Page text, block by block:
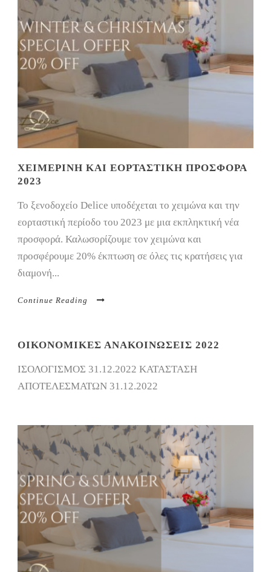
ΧΕΙΜΕΡΙΝΉ ΚΑΙ ΕΟΡΤΑΣΤΙΚΉ ΠΡΟΣΦΟΡΆ
2023
Το ξενοδοχείο Delice υποδέχεται το χειμώνα και την
εορταστική περίοδο του 2023 με μια εκπληκτική νέα
προσφορά. Καλωσορίζουμε τον χειμώνα και
προσφέρουμε 20% έκπτωση σε όλες τις κρατήσεις για
διαμονή...
Continue Reading
ΟΙΚΟΝΟΜΙΚΈΣ ΑΝΑΚΟΙΝΏΣΕΙΣ 2022
ΙΣΟΛΟΓΙΣΜΟΣ 31.12.2022 ΚΑΤΑΣΤΑΣΗ
ΑΠΟΤΕΛΕΣΜΑΤΩΝ 31.12.2022